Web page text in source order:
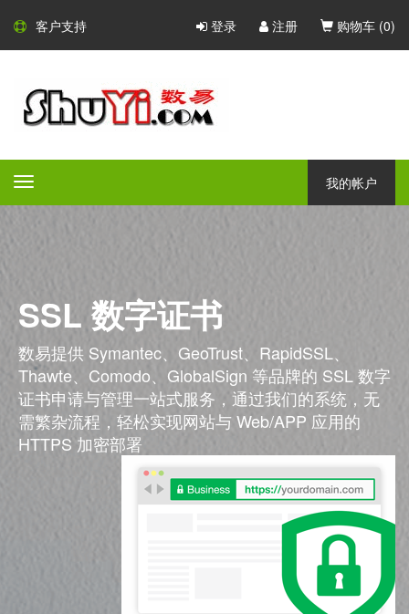
客户支持 登录 注册 购物车 (0)
Toggle
navigation
我的帐户
SSL 数字证书
数易提供 Symantec、GeoTrust、RapidSSL、
Thawte、Comodo、GlobalSign 等品牌的 SSL 数字
证书申请与管理一站式服务，通过我们的系统，无
需繁杂流程，轻松实现网站与 Web/APP 应用的
HTTPS 加密部署